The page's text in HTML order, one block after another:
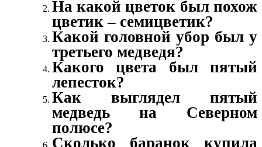
На какой цветок был похож
цветик – семицветик?
Какой головной убор был у
третьего медведя?
Какого цвета был пятый
лепесток?
Как выглядел пятый
медведь на Северном
полюсе?
Сколько баранок купила